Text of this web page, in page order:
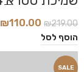
דגם Sea Teasure
₪219.00
₪110.00
הוסף לסל
SALE